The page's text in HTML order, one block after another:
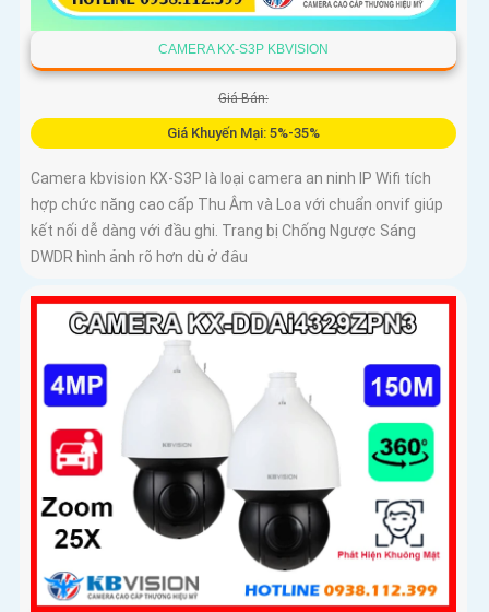
CAMERA KX-S3P KBVISION
Giá Bán:
Giá Khuyến Mại: 5%-35%
Camera kbvision KX-S3P là loại camera an ninh IP Wifi tích
hợp chức năng cao cấp Thu Âm và Loa với chuẩn onvif giúp
kết nối dễ dàng với đầu ghi. Trang bị Chống Ngược Sáng
DWDR hình ảnh rõ hơn dù ở đâu